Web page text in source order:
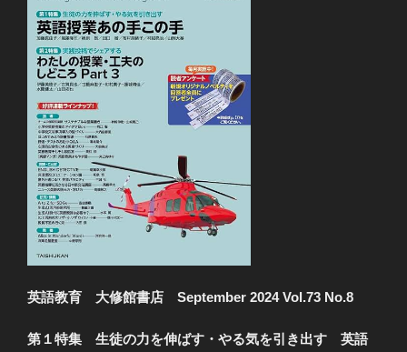
英語教育 大修館書店 September 2024 Vol.73 No.8
第１特集 生徒の力を伸ばす・やる気を引き出す 英語